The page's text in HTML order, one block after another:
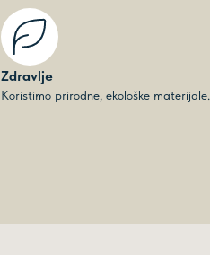
Zdravlje
Koristimo prirodne, ekološke materijale.